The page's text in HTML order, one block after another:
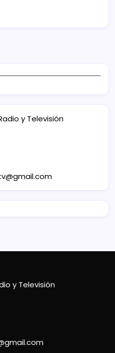
y Televisión
y Televisión